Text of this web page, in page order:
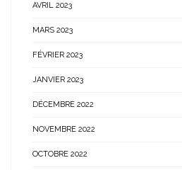
AVRIL 2023
MARS 2023
FÉVRIER 2023
JANVIER 2023
DÉCEMBRE 2022
NOVEMBRE 2022
OCTOBRE 2022